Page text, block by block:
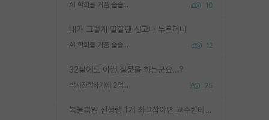
AI 학회들 거품 슬슬 지적이 나오네요 10
내가 그렇게 말할땐 신고나 누르더니
AI 학회들 거품 슬슬 지적이 나오네요 12
32살에도 이런 질문을 하는군요...?
박사진학하기에 2억은 괜찮은 (?) 정도의 경제력인가요 25
복불복임 신생랩 1기 최고참이면 교수한테 직접 지도받는 시간이 매우 많음 제대로 된 교수라면 말이지 그게 아니라면 그냥 넌 해방 불가능한 노예 1호에 감점쓰레기통이 되는거고